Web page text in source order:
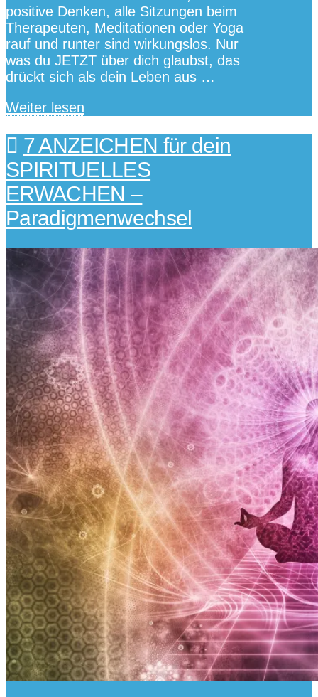
positive Denken, alle Sitzungen beim
Therapeuten, Meditationen oder Yoga
rauf und runter sind wirkungslos. Nur
was du JETZT über dich glaubst, das
drückt sich als dein Leben aus …
Weiter lesen
7 ANZEICHEN für dein
SPIRITUELLES
ERWACHEN –
Paradigmenwechsel